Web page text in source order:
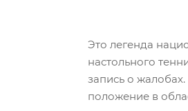
Это легенда
настольного
запись о
положение в